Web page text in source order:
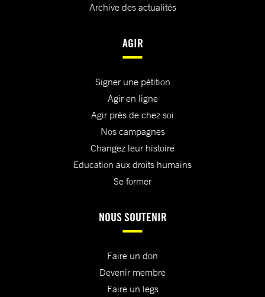
Archive des actualités
AGIR
Signer une pétition
Agir en ligne
Agir près de chez soi
Nos campagnes
Changez leur histoire
Education aux droits humains
Se former
NOUS SOUTENIR
Faire un don
Devenir membre
Faire un legs